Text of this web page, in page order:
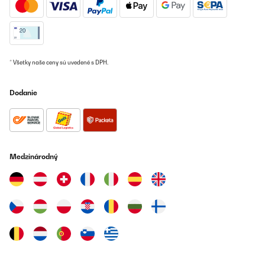
Utente Amazon
Preložiť
Amazon-Benutzer
Fusto complesso all’inizio ma molto utile per produrre birra a
casa
Utente Amazon
* Všetky naše ceny sú uvedené s DPH.
Dodanie
Medzinárodný